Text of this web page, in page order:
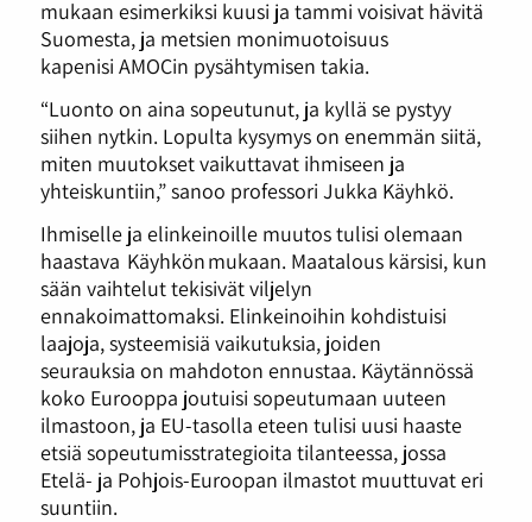
mukaan esimerkiksi kuusi ja tammi voisivat hävitä
Suomesta, ja metsien monimuotoisuus
kapenisi AMOCin pysähtymisen takia.
“Luonto on aina sopeutunut, ja kyllä se pystyy
siihen nytkin. Lopulta kysymys on enemmän siitä,
miten muutokset vaikuttavat ihmiseen ja
yhteiskuntiin,” sanoo professori Jukka Käyhkö.
Ihmiselle ja elinkeinoille muutos tulisi olemaan
haastava Käyhkön mukaan. Maatalous kärsisi, kun
sään vaihtelut tekisivät viljelyn
ennakoimattomaksi. Elinkeinoihin kohdistuisi
laajoja, systeemisiä vaikutuksia, joiden
seurauksia on mahdoton ennustaa. Käytännössä
koko Eurooppa joutuisi sopeutumaan uuteen
ilmastoon, ja EU-tasolla eteen tulisi uusi haaste
etsiä sopeutumisstrategioita tilanteessa, jossa
Etelä- ja Pohjois-Euroopan ilmastot muuttuvat eri
suuntiin.